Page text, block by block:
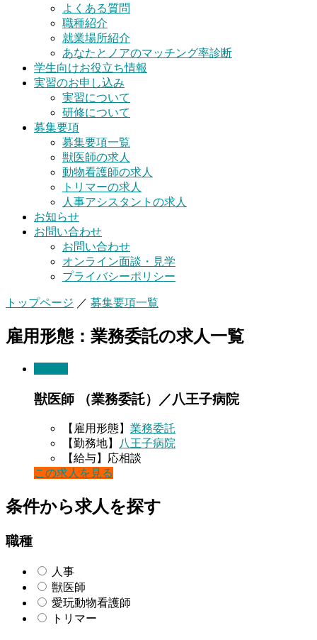
よくある質問
職種紹介
就業場所紹介
あなたとノアのマッチング率診断
学生向けお役立ち情報
実習のお申し込み
実習について
研修について
募集要項
募集要項一覧
獣医師の求人
動物看護師の求人
トリマーの求人
人事アシスタントの求人
お知らせ
お問い合わせ
お問い合わせ
オンライン面談・見学
プライバシーポリシー
トップページ ／ 募集要項一覧
雇用形態：業務委託の求人一覧
獣医師 （業務委託）／八王子病院
【雇用形態】 業務委託
【勤務地】
八王子病院
【給与】応相談
この求人を見る
条件から求人を探す
職種
人事
獣医師
愛玩動物看護師
トリマー